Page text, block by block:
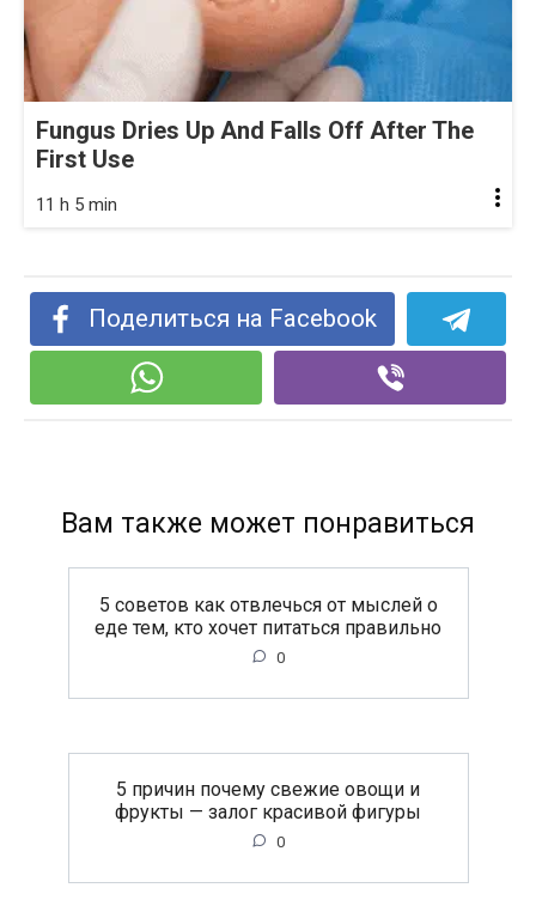
Fungus Dries Up And Falls Off After The
First Use
11 h 5 min
Поделиться на Facebook
Вам также может понравиться
5 советов как отвлечься от мыслей о
еде тем, кто хочет питаться правильно
0
5 причин почему свежие овощи и
фрукты — залог красивой фигуры
0